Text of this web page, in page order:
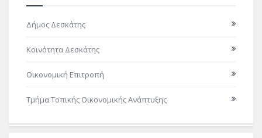
Δήμος Δεσκάτης
Κοινότητα Δεσκάτης
Οικονομική Επιτροπή
Τμήμα Τοπικής Οικονομικής Ανάπτυξης